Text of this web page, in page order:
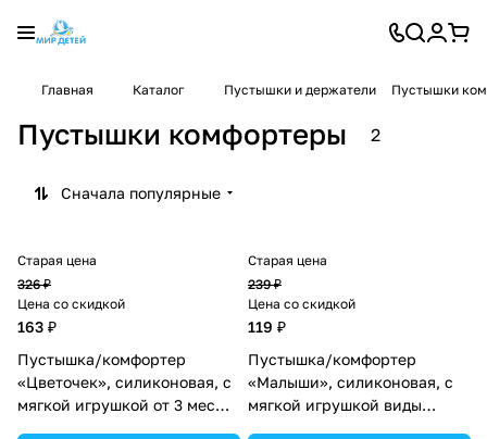
Главная Каталог Пустышки и держатели Пустышки
Пустышки комфортеры 2
Сначала популярные
Старая цена
326 ₽
Цена со скидкой
163 ₽
Пустышка/комфортер
«Цветочек», силиконовая, с
мягкой игрушкой от 3 мес
Старая цена
239 ₽
Цена со скидкой
119 ₽
Пустышка/комфортер
«Малыши», силиконовая, с
мягкой игрушкой виды